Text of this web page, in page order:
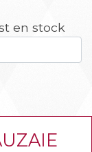
en stock